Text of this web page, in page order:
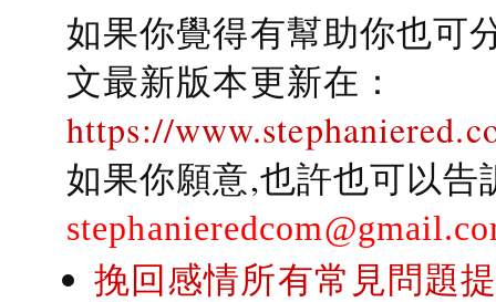
如果你覺得有幫助你也可
文最新版本更新在：
https://
如果你願意,也許也可以
挽回感情所有常見問題